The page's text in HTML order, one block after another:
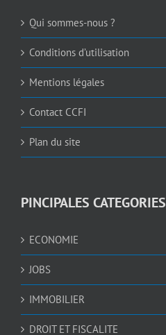
Qui sommes-nous ?
Conditions d’utilisation
Mentions légales
Contact CCFI
Plan du site
PINCIPALES CATEGORIES
ECONOMIE
JOBS
IMMOBILIER
DROIT ET FISCALITE